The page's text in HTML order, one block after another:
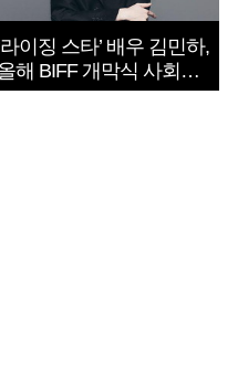
라이징 스타’ 배우 김민하,
해 BIFF 개막식 사회자
정